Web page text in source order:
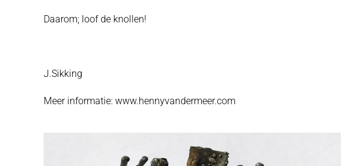
Daarom; loof de knollen!
J.Sikking
Meer informatie: www.hennyvandermeer.com